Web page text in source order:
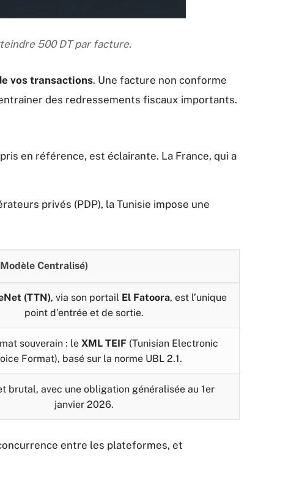
500 DT par facture.
vos transactions. Une facture non conforme
des redressements fiscaux importants.
en référence, est éclairante. La France, qui a
privés (PDP), la Tunisie impose une
Centralisé)
(TTN), via son portail El Fatoora, est l’unique
point d’entrée et de sortie.
souverain : le XML TEIF(Tunisian Electronic
Format), basé sur la norme UBL 2.1.
brutal, avec une obligation généralisée au 1er
janvier 2026.
entre les plateformes, et